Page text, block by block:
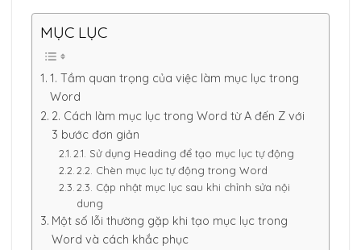
MỤC LỤC
1. Tầm quan trọng của việc làm mục lục trong
Word
2. Cách làm mục lục trong Word từ A đến Z với
3 bước đơn giản
2.1. Sử dụng Heading để tạo mục lục tự động
2.2. Chèn mục lục tự động trong Word
2.3. Cập nhật mục lục sau khi chỉnh sửa nội
dung
Một số lỗi thường gặp khi tạo mục lục trong
Word và cách khắc phục